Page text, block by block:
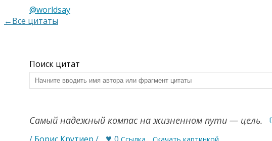
@worldsay
←Все цитаты
Поиск цитат
Самый надежный компас на жизненном пути — цель.
♥